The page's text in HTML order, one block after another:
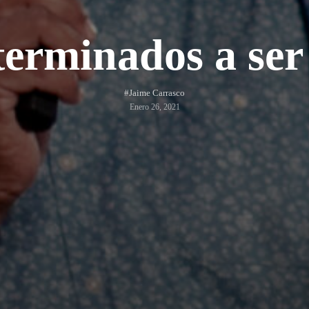
a
#Jaime Carrasco
Enero 26, 2021